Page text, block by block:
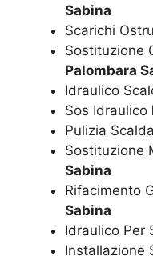
Sabina
Scarichi
Sostituzione
Palombara
Idraulico
Sos Idraulico
Pulizia
Sostituzione
Sabina
Rifacimento
Sabina
Idraulico Per
Installazione